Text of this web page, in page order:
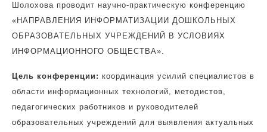
Шолохова проводит научно-практическую конференцию
«НАПРАВЛЕНИЯ ИНФОРМАТИЗАЦИИ ДОШКОЛЬНЫХ
ОБРАЗОВАТЕЛЬНЫХ УЧРЕЖДЕНИЙ В УСЛОВИЯХ
ИНФОРМАЦИОННОГО ОБЩЕСТВА».
Цель конференции: координация усилий специалистов в
области информационных технологий, методистов,
педагогических работников и руководителей
образовательных учреждений для выявления актуальных